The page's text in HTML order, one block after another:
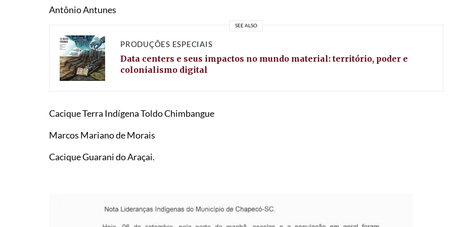
Antônio Antunes
SEE ALSO
PRODUÇÕES ESPECIAIS
Data centers e seus impactos no mundo material: território, poder e
colonialismo digital
Cacique Terra Indígena Toldo Chimbangue
Marcos Mariano de Morais
Cacique Guarani do Araçai.